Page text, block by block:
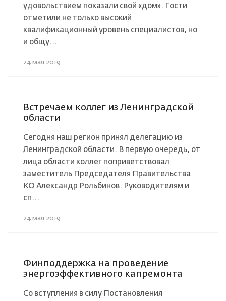
удовольствием показали свой «дом». Гости
отметили не только высокий
квалификационный уровень специалистов, но
и общу...
24 мая 2019
Встречаем коллег из Ленинградской
области
Сегодня наш регион принял делегацию из
Ленинградской области. В первую очередь, от
лица области коллег поприветствовал
заместитель Председателя Правительства
КО Александр Рольбинов. Руководителям и
сп...
24 мая 2019
Финподдержка на проведение
энергоэффективного капремонта
Со вступления в силу Постановления